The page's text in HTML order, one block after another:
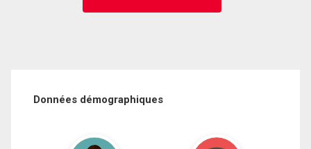
Données démographiques